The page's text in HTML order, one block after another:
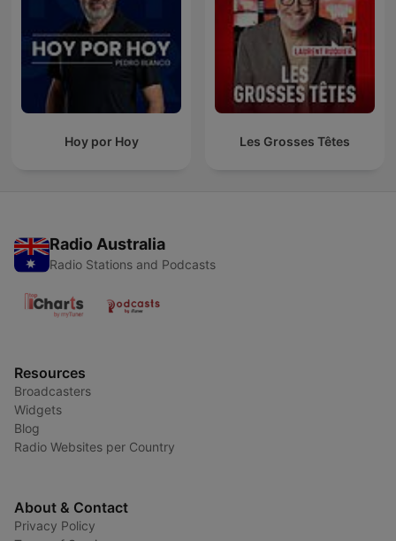
Hoy por Hoy Les Grosses Têtes
Radio Australia
Radio Stations and Podcasts
Resources
Broadcasters
Widgets
Blog
Radio Websites per Country
About & Contact
Privacy Policy